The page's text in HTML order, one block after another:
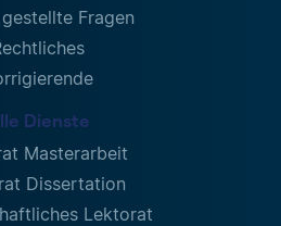
Fragen
Dienste
Masterarbeit
Dissertation
Lektorat